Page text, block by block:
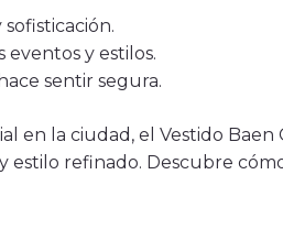
y estilos.
sentir segura.
en la ciudad, el Vestido
refinado. Descubre